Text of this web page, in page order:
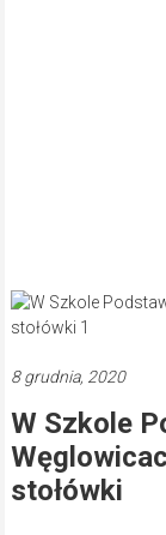
8 grudnia, 2020
W Szkole
stołówki